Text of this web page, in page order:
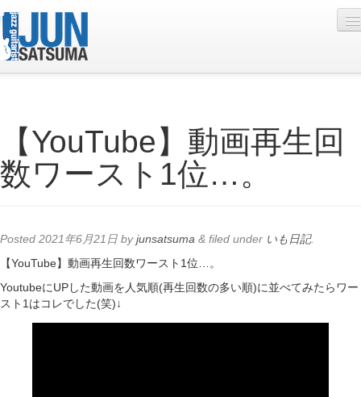
Live Schedule
Discography
Contact
YouTube
Online Lesson
【YouTube】動画再生回
数ワースト1位…。
Posted 2021年6月21日 byjunsatsuma & filed under いも日記.
【YouTube】動画再生回数ワースト1位…。
YoutubeにUPした動画を人気順(再生回数の多い順)に並べてみたらワー
スト1はコレでした(笑)↓